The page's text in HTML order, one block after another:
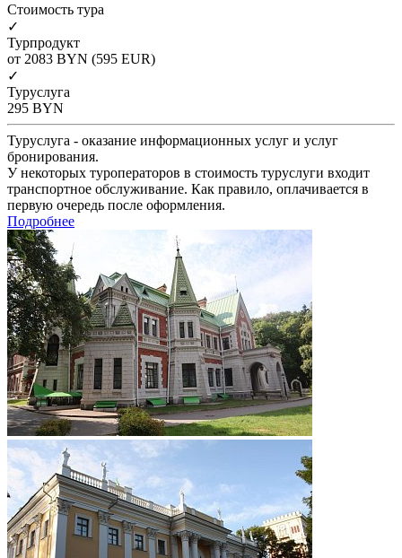
Cтоимость тура
✓
Турпродукт
от 2083 BYN (595 EUR)
✓
Туруслуга
295 BYN
Туруслуга - оказание информационных услуг и услуг
бронирования.
У некоторых туроператоров в стоимость туруслуги входит
транспортное обслуживание. Как правило, оплачивается в
первую очередь после оформления.
Подробнее